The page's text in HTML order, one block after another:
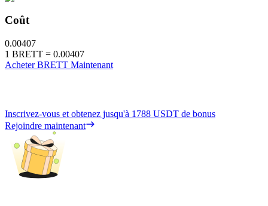
Coût
0.00407
1 BRETT = 0.00407
Acheter BRETT Maintenant
Inscrivez-vous et obtenez jusqu'à 1788 USDT de bonus
Rejoindre maintenant